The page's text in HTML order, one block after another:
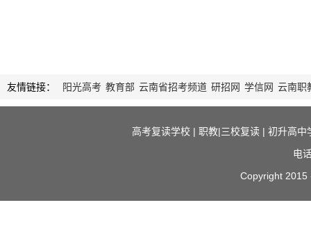
友情链接： 阳光高考 教育部 云南省招考频道 研招网 学信网 云南职
高考复读学校| 职教|三校复读| 初升高中
电
Copyright